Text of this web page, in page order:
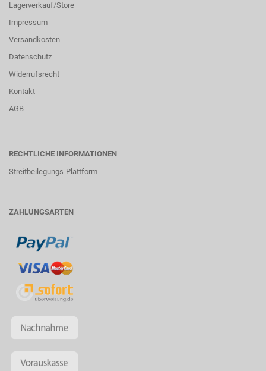
Lagerverkauf/Store
Impressum
Versandkosten
Datenschutz
Widerrufsrecht
Kontakt
AGB
RECHTLICHE INFORMATIONEN
Streitbeilegungs-Plattform
ZAHLUNGSARTEN